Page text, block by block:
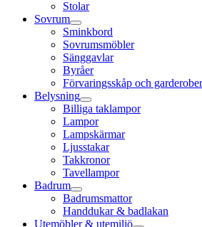
Stolar
Sovrum
Sminkbord
Sovrumsmöbler
Sänggavlar
Byråer
Förvaringsskåp och garderober
Belysning
Billiga taklampor
Lampor
Lampskärmar
Ljusstakar
Takkronor
Tavellampor
Badrum
Badrumsmattor
Handdukar & badlakan
Utemöbler & utemiljö